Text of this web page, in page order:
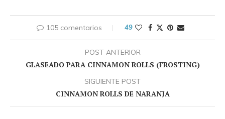
105 comentarios 49
POST ANTERIOR
GLASEADO PARA CINNAMON ROLLS (FROSTING)
SIGUIENTE POST
CINNAMON ROLLS DE NARANJA